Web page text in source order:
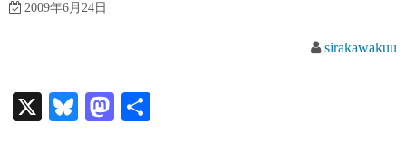
2009年6月24日
sirakawakuu
X
Bl
M